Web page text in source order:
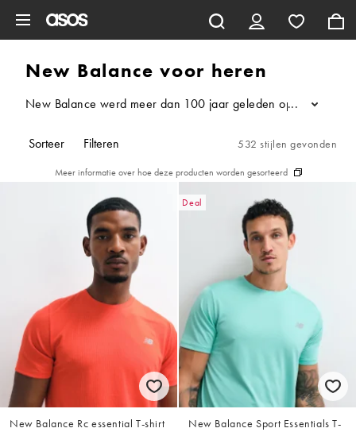
New Balance voor heren
New Balance werd meer dan 100 jaar geleden opgericht en
...
Sorteer Filteren 532 stijlen gevonden
Meer informatie over hoe deze producten worden gesorteerd
New Balance Rc essential T-shirt
Deal
New Balance Sport Essentials T-